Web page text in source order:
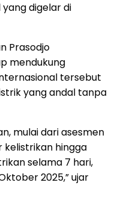
digelar di
Prasodjo
mendukung
tersebut
yang andal tanpa
mulai dari asesmen
hingga
selama 7 hari,
2025,” ujar